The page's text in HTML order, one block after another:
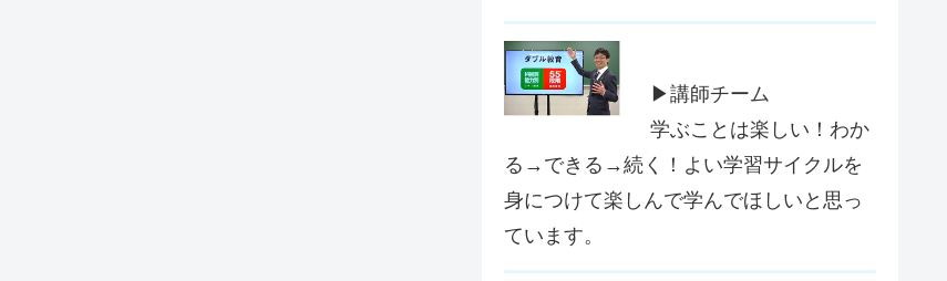
▶講師チーム
学ぶことは楽しい！わか
る→できる→続く！よい学習サイクルを
身につけて楽しんで学んでほしいと思っ
ています。